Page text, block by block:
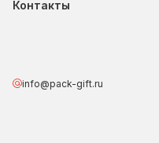
Контакты
info@pack-gift.ru